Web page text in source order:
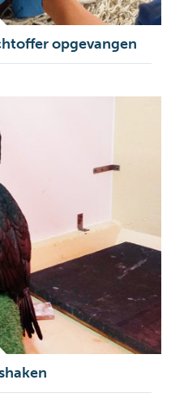
opgevangen